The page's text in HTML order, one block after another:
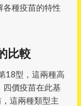
各種疫苗的特性
比較
18型，這兩種高
四價疫苗在此基
這兩種類型主